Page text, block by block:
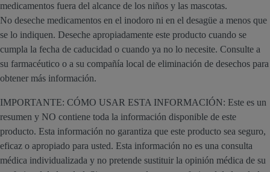
medicamentos fuera del alcance de los niños y las mascotas.
No deseche medicamentos en el inodoro ni en el desagüe a menos que
se lo indiquen. Deseche apropiadamente este producto cuando se
cumpla la fecha de caducidad o cuando ya no lo necesite. Consulte a
su farmacéutico o a su compañía local de eliminación de desechos para
obtener más información.
IMPORTANTE: CÓMO USAR ESTA INFORMACIÓN: Este es un
resumen y NO contiene toda la información disponible de este
producto. Esta información no garantiza que este producto sea seguro,
eficaz o apropiado para usted. Esta información no es una consulta
médica individualizada y no pretende sustituir la opinión médica de su